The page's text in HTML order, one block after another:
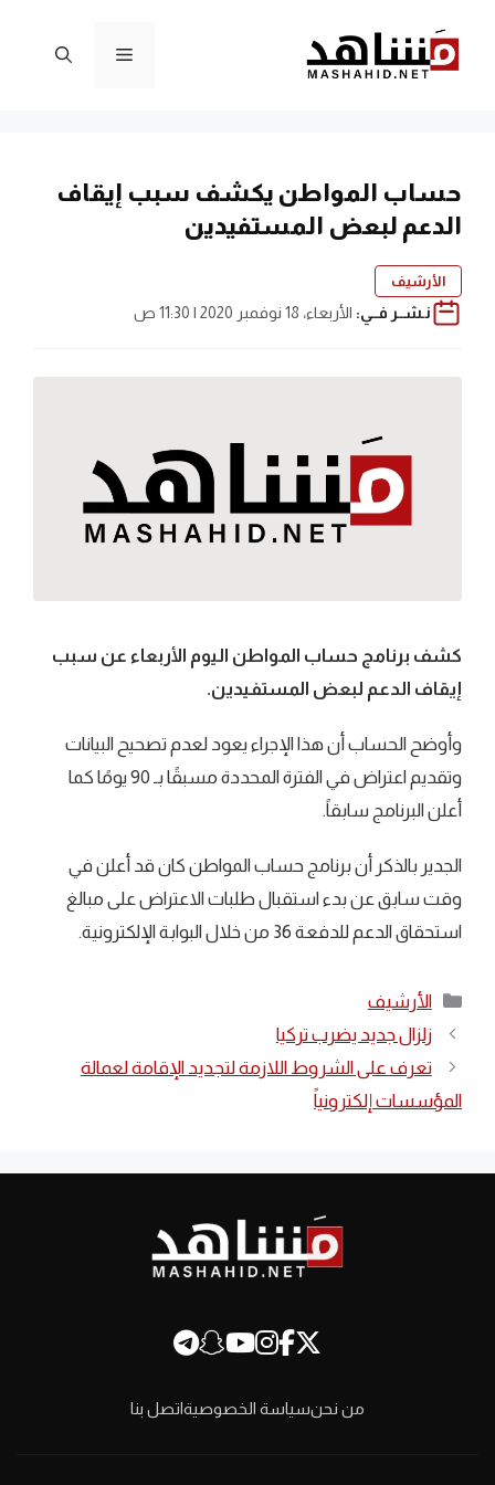
المحتوى
القائمة
حساب المواطن يكشف سبب إيقاف
الدعم لبعض المستفيدين
الأرشيف
نـشــر فــي: الأربعاء، 18 نوفمبر 2020 | 11:30 ص
كشف برنامج حساب المواطن اليوم الأربعاء عن سبب
إيقاف الدعم لبعض المستفيدين.
وأوضح الحساب أن هذا الإجراء يعود لعدم تصحيح البيانات
وتقديم اعتراض في الفترة المحددة مسبقًا بـ 90 يومًا كما
أعلن البرنامج سابقاً.
الجدير بالذكر أن برنامج حساب المواطن كان قد أعلن في
وقت سابق عن بدء استقبال طلبات الاعتراض على مبالغ
استحقاق الدعم للدفعة 36 من خلال البوابة الإلكترونية.
التصنيفات
الأرشيف
زلزال جديد يضرب تركيا
تعرف على الشروط اللازمة لتجديد الإقامة لعمالة
المؤسسات إلكترونياً
من نحنسياسة الخصوصيةاتصل بنا